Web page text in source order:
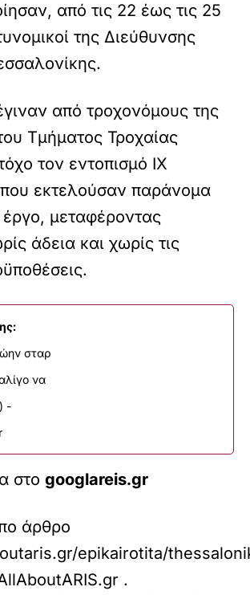
από τις 22 έως τις 25
της Διεύθυνσης
από τροχονόμους της
Τμήματος Τροχαίας
τον εντοπισμό ΙΧ
που εκτελούσαν παράνομα
έργο, μεταφέροντας
άδεια και χωρίς τις
σταρ
να
-
στοgooglareis.gr
άρθρο
epikairotita/
.